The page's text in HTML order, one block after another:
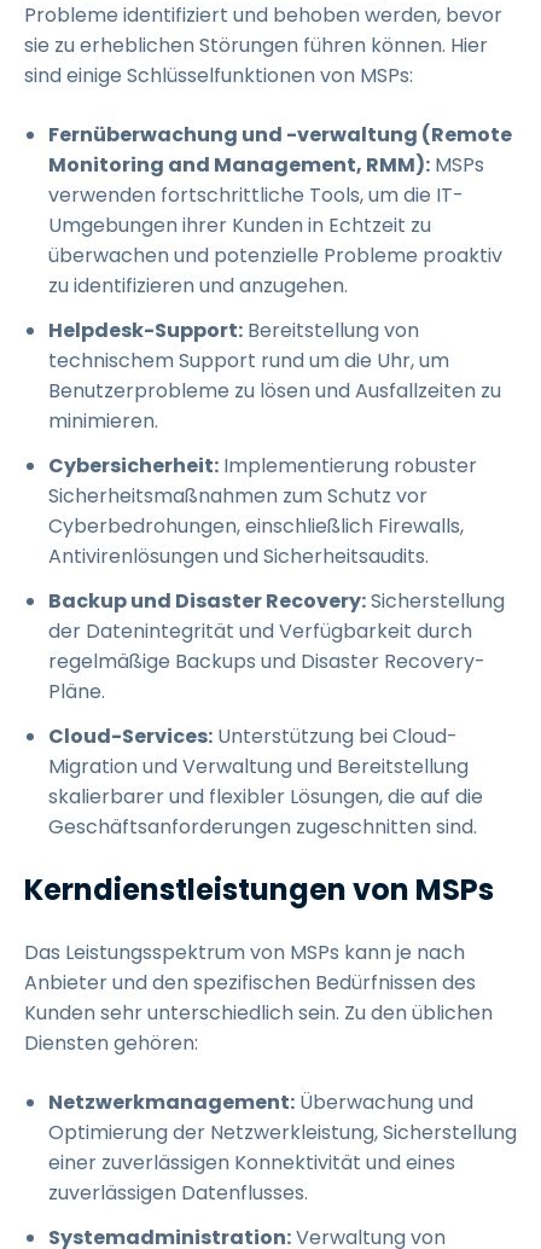
Probleme identifiziert und behoben werden, bevor
sie zu erheblichen Störungen führen können. Hier
sind einige Schlüsselfunktionen von MSPs:
Fernüberwachung und -verwaltung (Remote
Monitoring and Management, RMM): MSPs
verwenden fortschrittliche Tools, um die IT-
Umgebungen ihrer Kunden in Echtzeit zu
überwachen und potenzielle Probleme proaktiv
zu identifizieren und anzugehen.
Helpdesk-Support: Bereitstellung von
technischem Support rund um die Uhr, um
Benutzerprobleme zu lösen und Ausfallzeiten zu
minimieren.
Cybersicherheit: Implementierung robuster
Sicherheitsmaßnahmen zum Schutz vor
Cyberbedrohungen, einschließlich Firewalls,
Antivirenlösungen und Sicherheitsaudits.
Backup und Disaster Recovery:Sicherstellung
der Datenintegrität und Verfügbarkeit durch
regelmäßige Backups und Disaster Recovery-
Pläne.
Cloud-Services: Unterstützung bei Cloud-
Migration und Verwaltung und Bereitstellung
skalierbarer und flexibler Lösungen, die auf die
Geschäftsanforderungen zugeschnitten sind.
Kerndienstleistungen von MSPs
Das Leistungsspektrum von MSPs kann je nach
Anbieter und den spezifischen Bedürfnissen des
Kunden sehr unterschiedlich sein. Zu den üblichen
Diensten gehören:
Netzwerkmanagement: Überwachung und
Optimierung der Netzwerkleistung, Sicherstellung
einer zuverlässigen Konnektivität und eines
zuverlässigen Datenflusses.
Systemadministration:Verwaltung von